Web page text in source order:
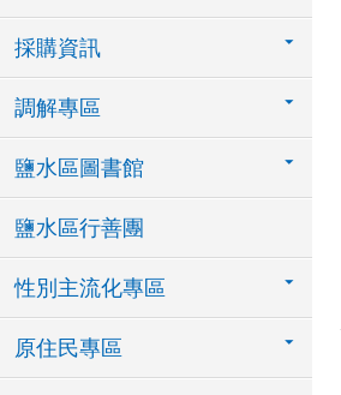
採購資訊
調解專區
鹽水區圖書館
鹽水區行善團
性別主流化專區
原住民專區